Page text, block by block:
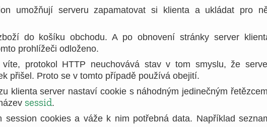
umožňují serveru zapamatovat si klienta a ukládat pro
do košíku obchodu. A po obnovení stránky server
prohlížeči odloženo.
protokol HTTP neuchovává stav v tom smyslu, že
přišel. Proto se v tomto případě používá obejití.
klienta server nastaví cookie s náhodným jedinečným
sessid.
cookies a váže k nim potřebná data. Například